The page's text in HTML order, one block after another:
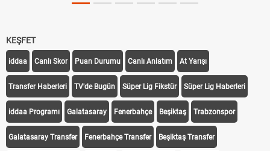
KEŞFET
iddaa Canlı Skor Puan Durumu Canlı Anlatım At Yarışı
Transfer Haberleri TV'de Bugün Süper Lig Fikstür Süper Lig Haberleri
iddaa Programı Galatasaray Fenerbahçe Beşiktaş Trabzonspor
Galatasaray Transfer Fenerbahçe Transfer Beşiktaş Transfer